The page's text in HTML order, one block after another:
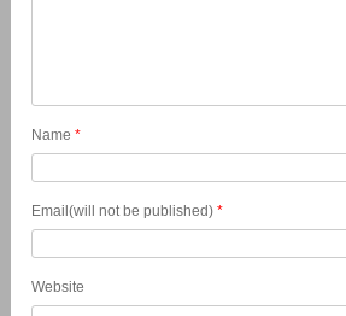
Name*
Email(will not be published)*
Website